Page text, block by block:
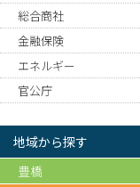
総合商社
金融保険
エネルギー
官公庁
地域から探す
豊橋